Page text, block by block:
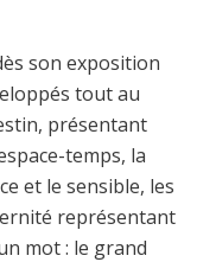
son exposition
tout au
présentant
temps, la
et le sensible, les
représentant
mot : le grand